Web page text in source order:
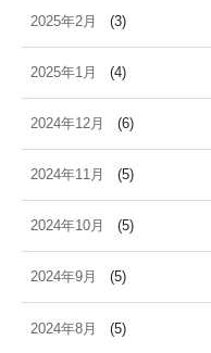
2025年2月 (3)
2025年1月 (4)
2024年12月 (6)
2024年11月 (5)
2024年10月 (5)
2024年9月 (5)
2024年8月 (5)